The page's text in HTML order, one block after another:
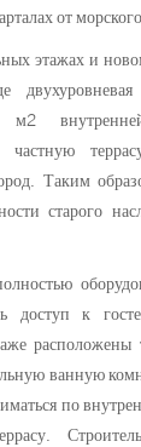
от
этажах и
м2
частную
Таким
старого
доступ к
расположены
ванную
по